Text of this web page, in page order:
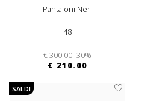
Pantaloni Neri
48
€ 300.00-30%
€ 210.00
SALDI